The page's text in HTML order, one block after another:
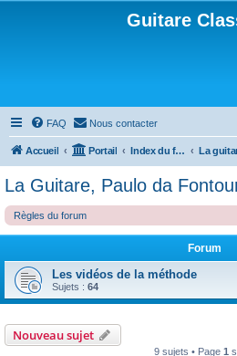
Guitare
FAQ Nous contacter
Accueil Portail Index du forum
La Guitare, Paulo da
Règles du forum
Forum
Les vidéos de la méthode
Sujets : 64
Nouveau sujet
9 sujets • Page 1